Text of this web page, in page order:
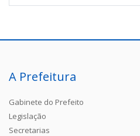
A Prefeitura
Gabinete do Prefeito
Legislação
Secretarias